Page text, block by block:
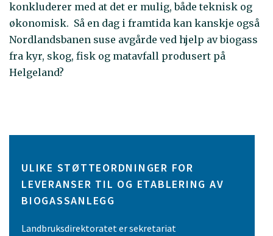
konkluderer med at det er mulig, både teknisk og
økonomisk. Så en dag i framtida kan kanskje også
Nordlandsbanen suse avgårde ved hjelp av biogass
fra kyr, skog, fisk og matavfall produsert på
Helgeland?
ULIKE STØTTEORDNINGER FOR
LEVERANSER TIL OG ETABLERING AV
BIOGASSANLEGG
Landbruksdirektoratet er sekretariat